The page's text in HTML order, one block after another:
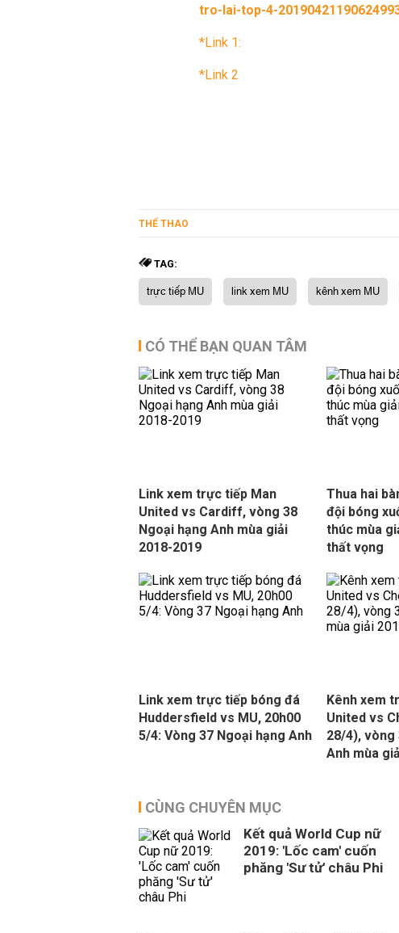
tro-lai-top-4-
*Link 1:
*Link 2
THỂ THAO
TAG:
trực tiếp MU link xem MU kênh xem MU
CÓ THỂ BẠN QUAN TÂM
Link xem trực tiếp Man
United vs Cardiff, vòng 38
Ngoại hạng Anh mùa giải
2018-2019
Thua hai
đội bóng
thúc mùa
thất vọng
Link xem trực tiếp bóng đá
Huddersfield vs MU, 20h00
5/4: Vòng 37 Ngoại hạng Anh
Kênh xem
United vs
28/4), vòng
Anh mùa
CÙNG CHUYÊN MỤC
Kết quả World Cup nữ
2019: 'Lốc cam' cuốn
phăng 'Sư tử' châu Phi